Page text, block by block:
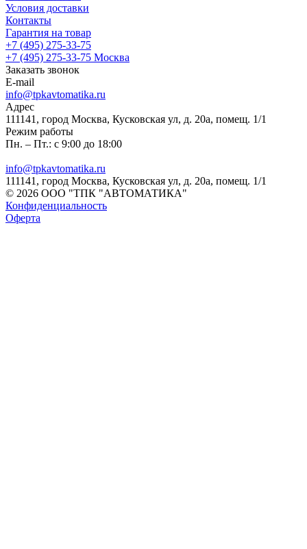
Условия доставки
Контакты
Гарантия на товар
+7 (495) 275-33-75
+7 (495) 275-33-75 Москва
Заказать звонок
E-mail
info@tpkavtomatika.ru
Адрес
111141, город Москва, Кусковская ул, д. 20а, помещ. 1/1
Режим работы
Пн. – Пт.: с 9:00 до 18:00
info@tpkavtomatika.ru
111141, город Москва, Кусковская ул, д. 20а, помещ. 1/1
© 2026 ООО "ТПК "АВТОМАТИКА"
Конфиденциальность
Оферта